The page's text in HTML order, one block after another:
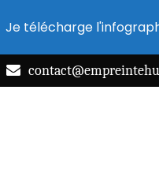
Je télécharge